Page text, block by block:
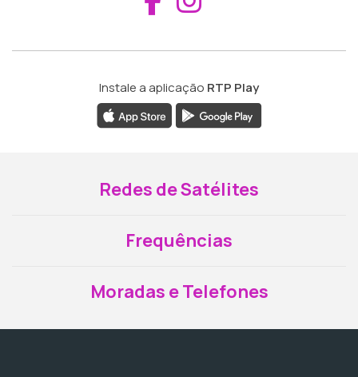
Instale a aplicação RTP Play
Redes de Satélites
Frequências
Moradas e Telefones